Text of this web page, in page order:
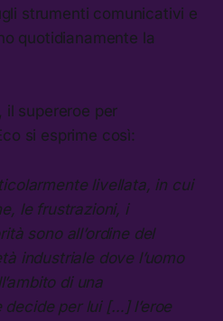
strumenti comunicativi e
quotidianamente la
il supereroe per
si esprime così:
livellata, in cui
le frustrazioni, i
sono all’ordine del
industriale dove l’uomo
di una
decide per lui […] l’eroe